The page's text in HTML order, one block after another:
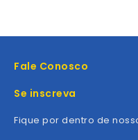
Fale Conosco
Se inscreva
Fique por dentro de